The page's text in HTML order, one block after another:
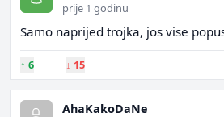
prije 1 godinu
Samo naprijed trojka, jos vise
↑ 6 ↓ 15
AhaKakoDaNe